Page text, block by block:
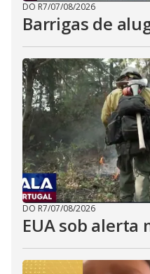
DO R7/07/08/2026
Barrigas de
DO R7/07/08/2026
EUA sob alerta